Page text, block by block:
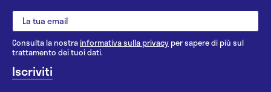
Consulta la nostrainformativa sulla privacy per sapere di più sul
trattamento dei tuoi dati.